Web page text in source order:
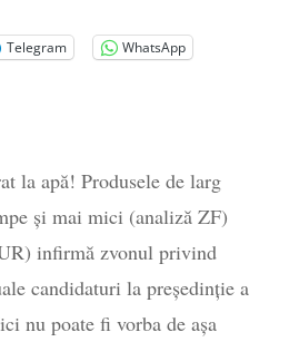
summitul climatic
2025
Telegram
WhatsApp
la apă! Produsele de larg
și mai mici (analiză ZF)
infirmă zvonul privind
candidaturi la președinție a
nu poate fi vorba de așa